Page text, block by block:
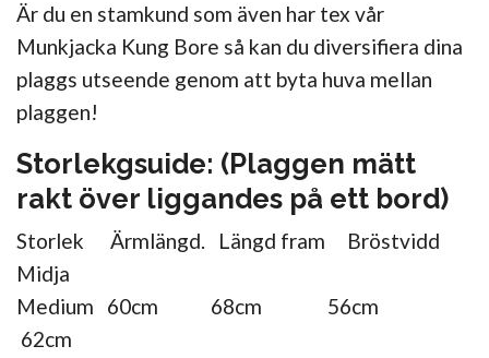
Är du en stamkund som även har tex vår
Munkjacka Kung Bore så kan du diversifiera dina
plaggs utseende genom att byta huva mellan
plaggen!
Storlekgsuide: (Plaggen mätt
rakt över liggandes på ett bord)
Storlek Ärmlängd. Längd fram Bröstvidd
Midja
Medium 60cm 68cm 56cm
62cm